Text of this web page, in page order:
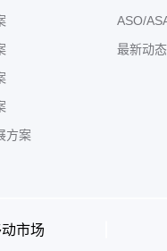
方案
ASO/
最新动态
市场